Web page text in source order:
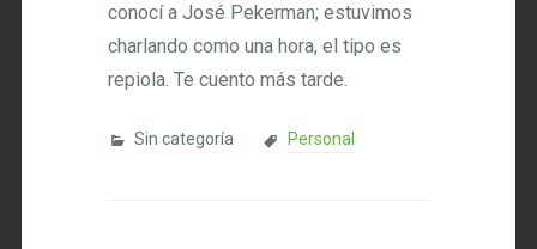
conocí a José Pekerman; estuvimos
charlando como una hora, el tipo es
repiola. Te cuento más tarde.
Sin categoría Personal